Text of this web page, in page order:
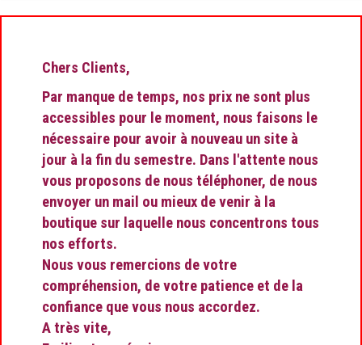
Chers Clients,
Par manque de temps, nos prix ne sont plus
accessibles pour le moment, nous faisons le
nécessaire pour avoir à nouveau un site à
jour à la fin du semestre. Dans l'attente nous
vous proposons de nous téléphoner, de nous
envoyer un mail ou mieux de venir à la
boutique sur laquelle nous concentrons tous
nos efforts.
Nous vous remercions de votre
compréhension, de votre patience et de la
confiance que vous nous accordez.
A très vite,